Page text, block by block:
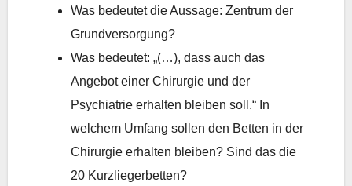
Was bedeutet die Aussage: Zentrum der
Grundversorgung?
Was bedeutet: „(…), dass auch das
Angebot einer Chirurgie und der
Psychiatrie erhalten bleiben soll.“ In
welchem Umfang sollen den Betten in der
Chirurgie erhalten bleiben? Sind das die
20 Kurzliegerbetten?